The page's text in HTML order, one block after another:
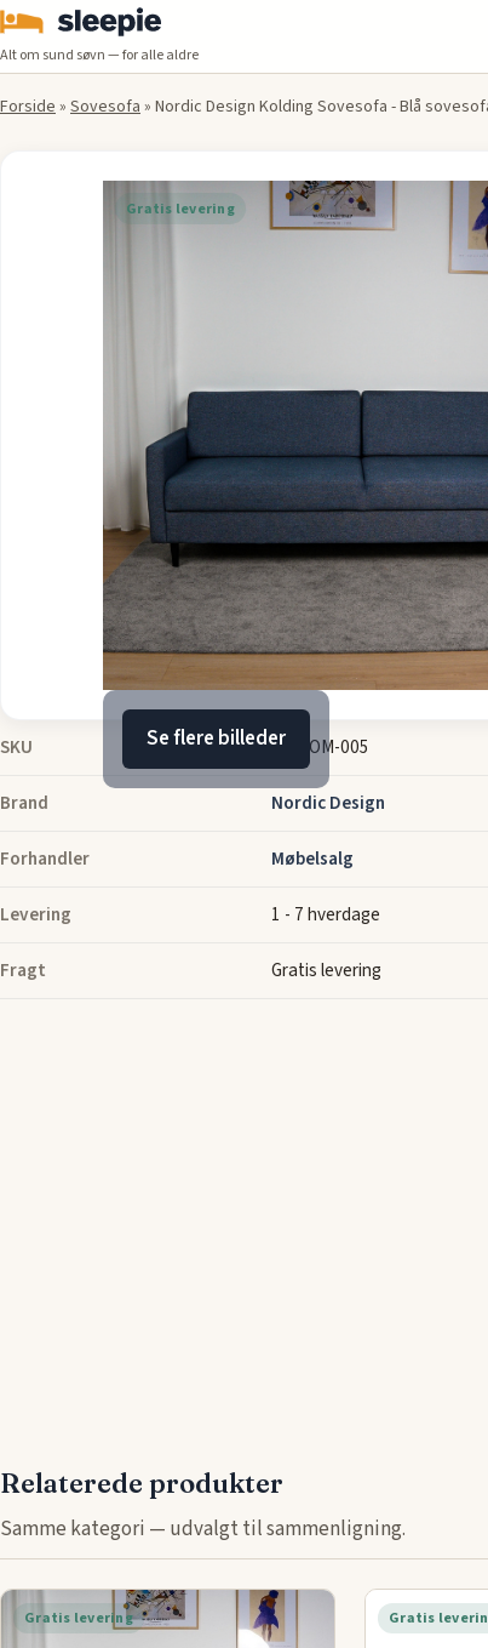
Alt om sund søvn — for alle aldre
Forside» Sovesofa» Nordic Design Kolding Sovesofa - Blå
Gratis levering
Se flere billeder
SKU 29-HOM-005
Brand Nordic Design
Forhandler Møbelsalg
Levering 1 - 7 hverdage
Fragt Gratis levering
Relaterede produkter
Samme kategori — udvalgt til sammenligning.
Gratis levering Gratis